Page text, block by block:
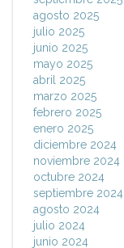
agosto 2025
julio 2025
junio 2025
mayo 2025
abril 2025
marzo 2025
febrero 2025
enero 2025
diciembre 2024
noviembre 2024
octubre 2024
septiembre 2024
agosto 2024
julio 2024
junio 2024